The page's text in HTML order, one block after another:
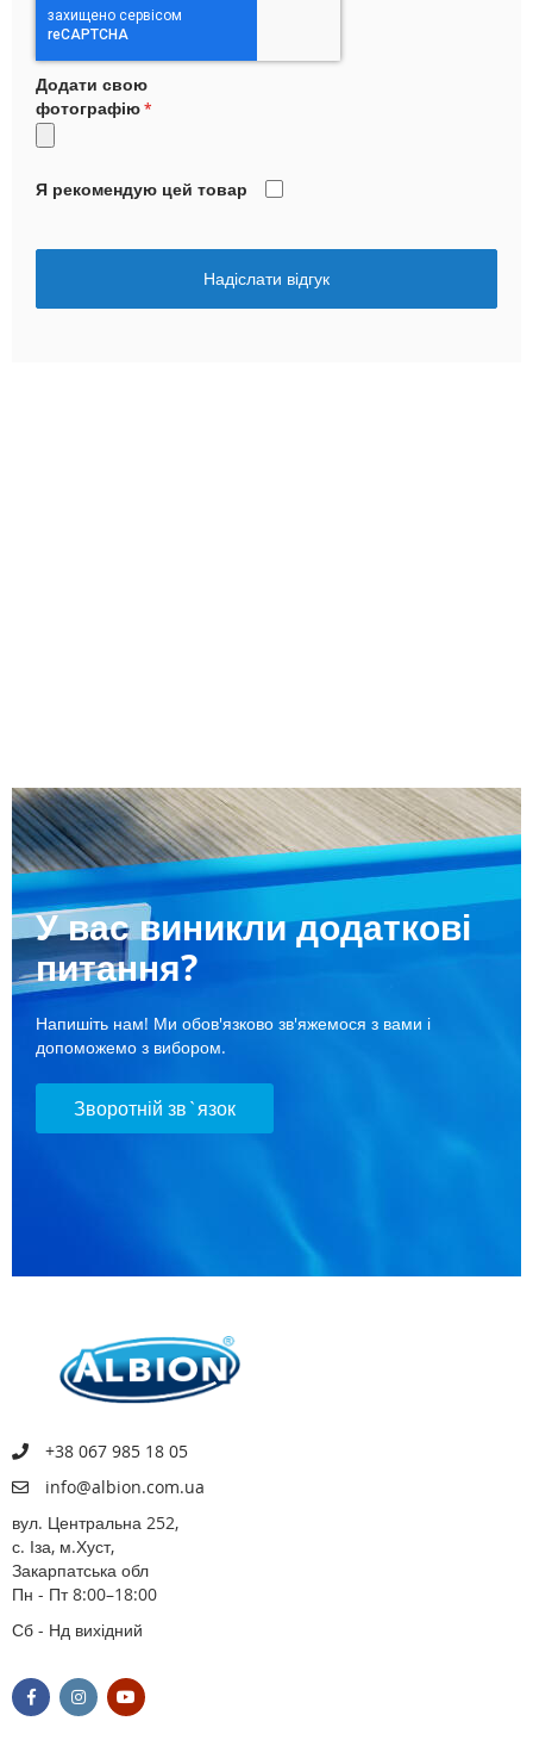
Додати свою
фотографію
Я рекомендую цей товар
Надіслати відгук
У вас виникли додаткові
питання?
Напишіть нам! Ми обов'язково зв'яжемося з вами і
допоможемо з вибором.
Зворотній зв`язок
+38 067 985 18 05
info@albion.com.ua
вул. Центральна 252,
с. Іза, м.Хуст,
Закарпатська обл
Пн - Пт 8:00–18:00
Сб - Нд вихідний